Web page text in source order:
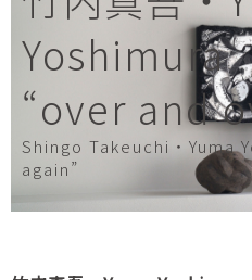
Yoshimura
“over and
Shingo Takeuchi・Yuma
again”